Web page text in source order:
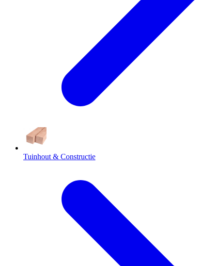
Tuinhout & Constructie